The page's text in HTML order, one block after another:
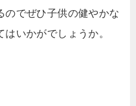
のでぜひ子供の健やかな
いかがでしょうか。